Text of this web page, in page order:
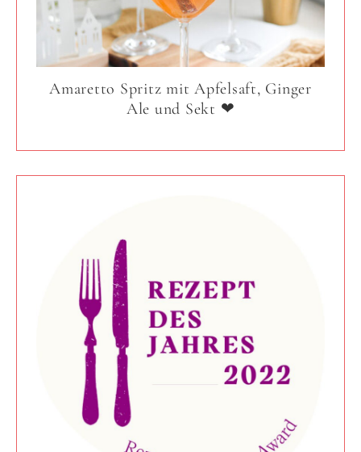
Amaretto Spritz mit Apfelsaft, Ginger
Ale und Sekt ❤